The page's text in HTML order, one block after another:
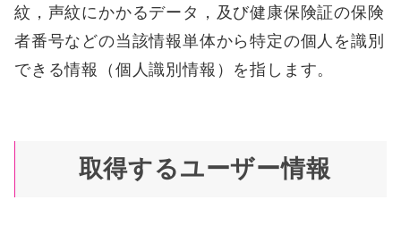
紋，声紋にかかるデータ，及び健康保険証の保険
者番号などの当該情報単体から特定の個人を識別
できる情報（個人識別情報）を指します。
取得するユーザー情報